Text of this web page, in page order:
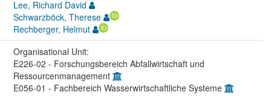
Lee, Richard David
Schwarzböck, Therese
Rechberger, Helmut
Organisational Unit:
E226-02 - Forschungsbereich Abfallwirtschaft und
Ressourcenmanagement
E056-01 - Fachbereich Wasserwirtschaftliche Systeme